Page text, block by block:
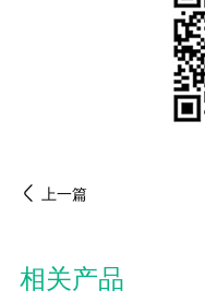
上一篇
相关产品